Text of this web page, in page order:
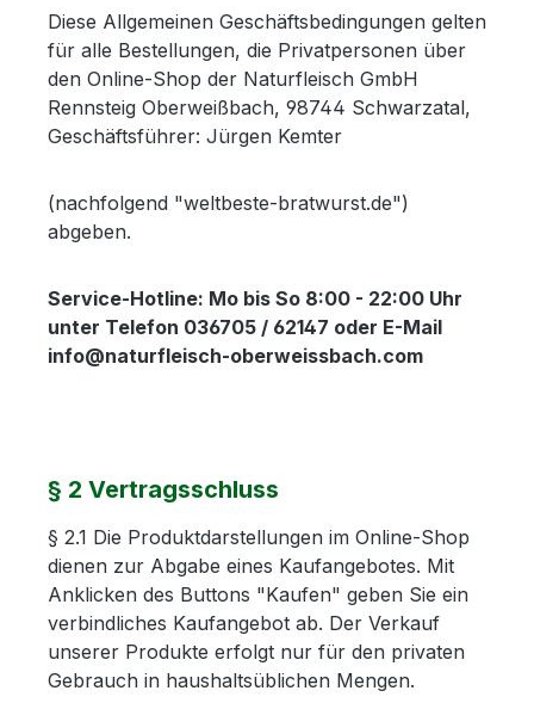
Diese Allgemeinen Geschäftsbedingungen gelten
für alle Bestellungen, die Privatpersonen über
den Online-Shop der Naturfleisch GmbH
Rennsteig Oberweißbach, 98744 Schwarzatal,
Geschäftsführer: Jürgen Kemter
(nachfolgend "weltbeste-bratwurst.de")
abgeben.
Service-Hotline: Mo bis So 8:00 - 22:00 Uhr
unter Telefon 036705 / 62147 oder E-Mail
info@naturfleisch-oberweissbach.com
§ 2 Vertragsschluss
§ 2.1 Die Produktdarstellungen im Online-Shop
dienen zur Abgabe eines Kaufangebotes. Mit
Anklicken des Buttons "Kaufen" geben Sie ein
verbindliches Kaufangebot ab. Der Verkauf
unserer Produkte erfolgt nur für den privaten
Gebrauch in haushaltsüblichen Mengen.